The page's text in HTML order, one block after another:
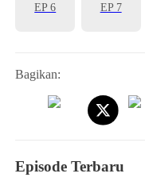
EP 6 EP 7
Bagikan:
Episode Terbaru